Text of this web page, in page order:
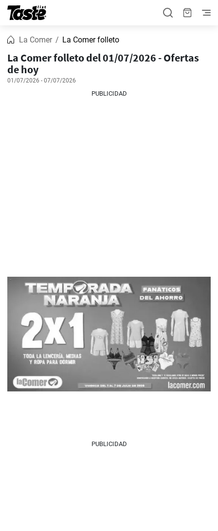
La Comer La Comer folleto
La Comer folleto del 01/07/2026 - Ofertas
de hoy
01/07/2026 - 07/07/2026
PUBLICIDAD
PUBLICIDAD
PUBLICIDAD